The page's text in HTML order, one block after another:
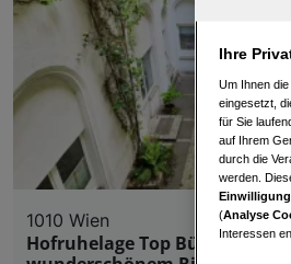
1010 Wien
Hofruhelage Top Büro/Praxis
Ihre
Um Ihnen
eingesetzt,
für Sie
auf Ihrem
durch die
werden.
(Analyse
Interessen